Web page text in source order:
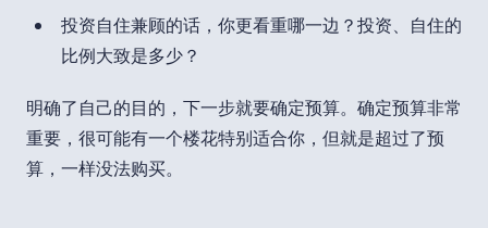
投资自住兼顾的话，你更看重哪一边？投资、自住的
比例大致是多少？
明确了自己的目的，下一步就要确定预算。确定预算非常
重要，很可能有一个楼花特别适合你，但就是超过了预
算，一样没法购买。